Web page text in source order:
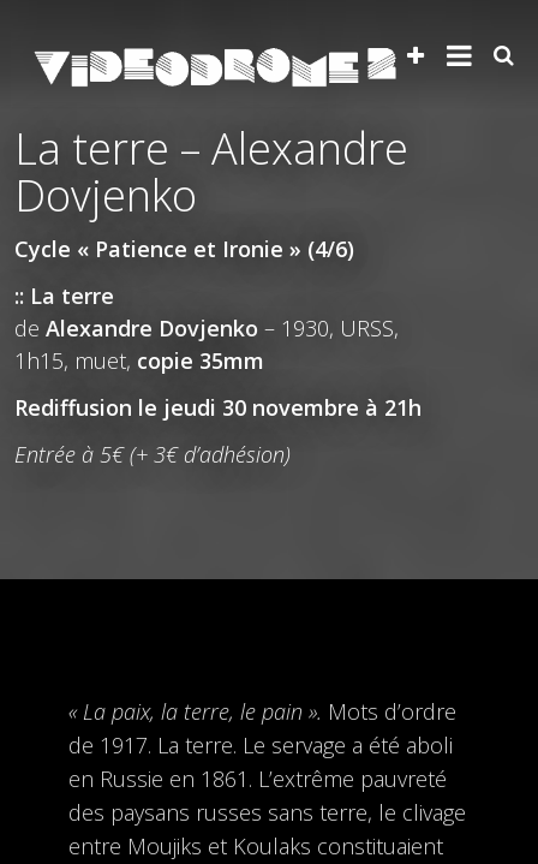
La terre – Alexandre
Dovjenko
Cycle « Patience et Ironie » (4/6)
:: La terre
de Alexandre Dovjenko – 1930, URSS,
1h15, muet, copie 35mm
Rediffusion le jeudi 30 novembre à 21h
Entrée à 5€ (+ 3€ d’adhésion)
« La paix, la terre, le pain ». Mots d’ordre
de 1917. La terre. Le servage a été aboli
en Russie en 1861. L’extrême pauvreté
des paysans russes sans terre, le clivage
entre Moujiks et Koulaks constituaient